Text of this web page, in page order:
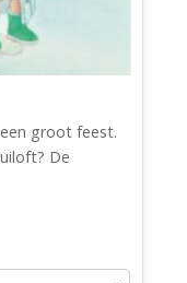
groot feest.
De